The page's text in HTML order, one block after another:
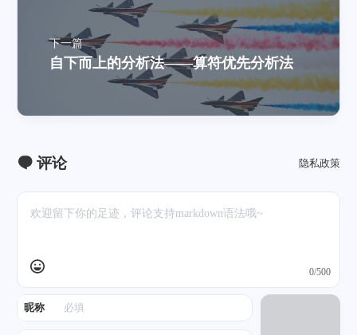
下一篇
自下而上的分析法——算符优先分析法
评论 隐私政策
昵称
0/500